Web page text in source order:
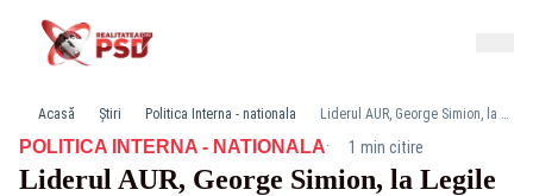
Acasă Știri Politica Interna - nationala Liderul AUR, George Simion, la Legile Puterii: Doina Pană a fost otrăvită cu mercur de către mafia pădurilor!
POLITICA INTERNA - NATIONALA· 1 min citire
Liderul AUR, George Simion, la Legile